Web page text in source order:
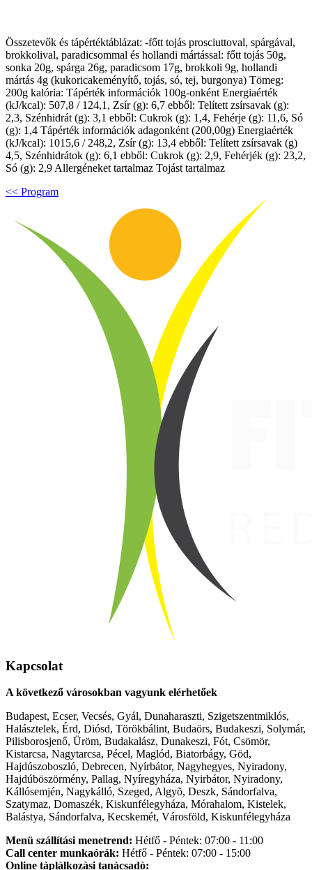
Összetevők és tápértéktáblázat: -főtt tojás prosciuttoval, spárgával,
brokkolival, paradicsommal és hollandi mártással: főtt tojás 50g,
sonka 20g, spárga 26g, paradicsom 17g, brokkoli 9g, hollandi
mártás 4g (kukoricakeményítő, tojás, só, tej, burgonya) Tömeg:
200g kalória: Tápérték információk 100g-onként Energiaérték
(kJ/kcal): 507,8 / 124,1, Zsír (g): 6,7 ebből: Telített zsírsavak (g):
2,3, Szénhidrát (g): 3,1 ebből: Cukrok (g): 1,4, Fehérje (g): 11,6, Só
(g): 1,4 Tápérték információk adagonként (200,00g) Energiaérték
(kJ/kcal): 1015,6 / 248,2, Zsír (g): 13,4 ebből: Telített zsírsavak (g)
4,5, Szénhidrátok (g): 6,1 ebből: Cukrok (g): 2,9, Fehérjék (g): 23,2,
Só (g): 2,9 Allergéneket tartalmaz Tojást tartalmaz
<< Program
Kapcsolat
A következő városokban vagyunk elérhetőek
Budapest, Ecser, Vecsés, Gyál, Dunaharaszti, Szigetszentmiklós,
Halásztelek, Érd, Diósd, Törökbálint, Budaörs, Budakeszi, Solymár,
Pilisborosjenő, Üröm, Budakalász, Dunakeszi, Fót, Csömör,
Kistarcsa, Nagytarcsa, Pécel, Maglód, Biatorbágy, Göd,
Hajdúszoboszló, Debrecen, Nyírbátor, Nagyhegyes, Nyiradony,
Hajdúböszörmény, Pallag, Nyíregyháza, Nyirbátor, Nyiradony,
Kállósemjén, Nagykálló, Szeged, Algyõ, Deszk, Sándorfalva,
Szatymaz, Domaszék, Kiskunfélegyháza, Mórahalom, Kistelek,
Balástya, Sándorfalva, Kecskemét, Városföld, Kiskunfélegyháza
Menü szállítási menetrend: Hétfő - Péntek: 07:00 - 11:00
Call center munkaórák: Hétfő - Péntek: 07:00 - 15:00
Online tàplàlkozàsi tanàcsadò: